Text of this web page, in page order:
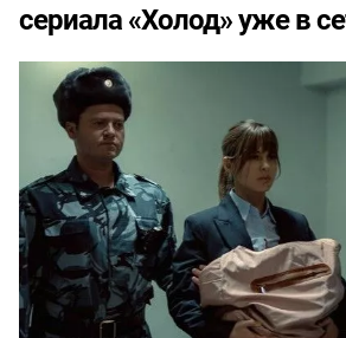
сериала «Холод» уже в